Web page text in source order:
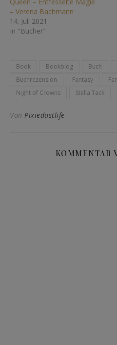
– Verena Bachmann
14. Juli 2021
In "Bücher"
Book Bookblog Buch
Buchrezension
Fantasy
Night of Crowns
Stella Tack
Von Pixiedustlife
KOMMENTAR